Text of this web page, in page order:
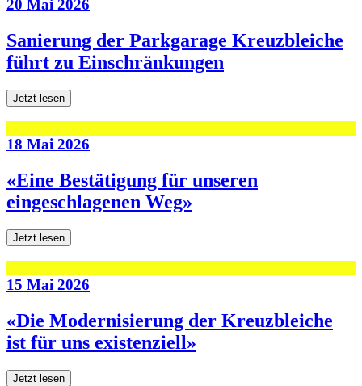
20 Mai 2026
Sanierung der Parkgarage Kreuzbleiche
führt zu Einschränkungen
Jetzt lesen
18 Mai 2026
«Eine Bestätigung für unseren
eingeschlagenen Weg»
Jetzt lesen
15 Mai 2026
«Die Modernisierung der Kreuzbleiche
ist für uns existenziell»
Jetzt lesen